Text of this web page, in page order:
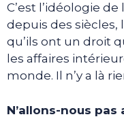
C’est l’idéologie
depuis des
qu’ils ont un droit
les affaires
monde. Il n’y a là
N’allons-nous pas